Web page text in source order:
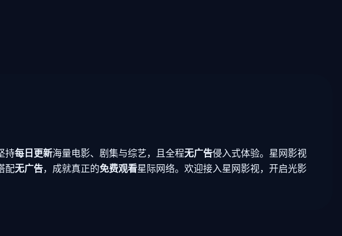
持每日更新海量电影、剧集与综艺，且全程无广告侵入式体验。星网影视
配无广告，成就真正的免费观看星际网络。欢迎接入星网影视，开启光影